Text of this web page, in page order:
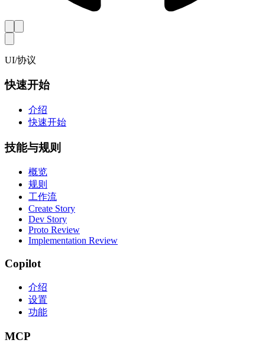
UI/协议
快速开始
介绍
快速开始
技能与规则
概览
规则
工作流
Create Story
Dev Story
Proto Review
Implementation Review
Copilot
介绍
设置
功能
MCP